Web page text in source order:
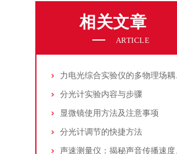
相关文章
ARTICLE
力电
分光计实验内容与步骤
显微镜使用方法及注意事项
分光计调节的快捷方法
声速